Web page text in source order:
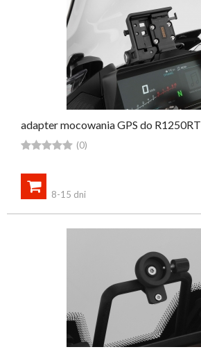
adapter mocowania GPS do R1250RT
 (0)

8-15 dni